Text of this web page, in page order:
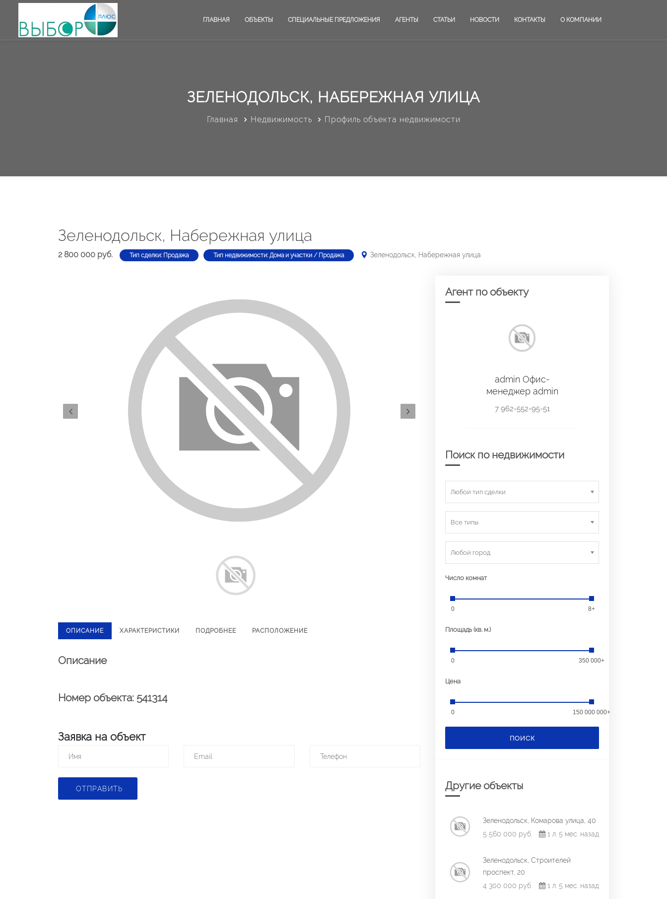
ГЛАВНАЯ ОБЪЕКТЫ СПЕЦИАЛЬНЫЕ ПРЕДЛОЖЕНИЯ АГЕНТЫ СТАТЬИ НОВОСТИ КОНТАКТЫ О КОМПАНИИ
ЗЕЛЕНОДОЛЬСК, НАБЕРЕЖНАЯ УЛИЦА
Главная Недвижимость Профиль объекта недвижимости
Зеленодольск, Набережная улица
2 800 000 руб. Тип сделки: Продажа Тип недвижимости: Дома и участки / Продажа Зеленодольск, Набережная улица
ОПИСАНИЕ ХАРАКТЕРИСТИКИ ПОДРОБНЕЕ РАСПОЛОЖЕНИЕ
Описание
Номер объекта: 541314
Заявка на объект
ОТПРАВИТЬ
Агент по объекту
admin Офис-
менеджер admin
7 962-552-95-51
Поиск по недвижимости
Любой тип сделки
Все типы
Любой город
Число комнат
0 8+
Площадь (кв. м.)
0 350 000+
Цена
0 150 000 000+
ПОИСК
Другие объекты
Зеленодольск, Комарова улица, 40
5 560 000 руб.
1 л. 5 мес. назад
Зеленодольск, Строителей
проспект, 20
4 300 000 руб.
1 л. 5 мес. назад